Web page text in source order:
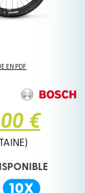
EN PDF
€